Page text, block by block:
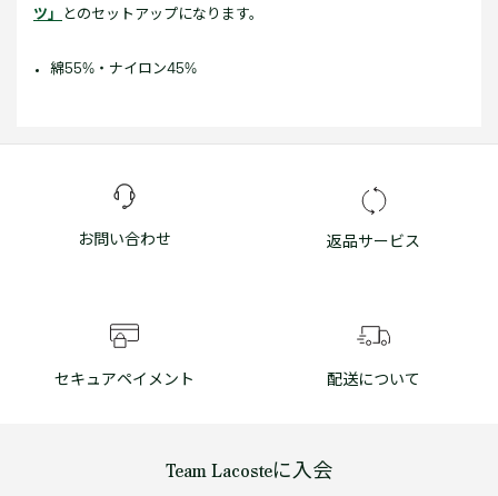
ツ」 とのセットアップになります。
綿55%・ナイロン45%
お問い合わせ 返品サービス
セキュアペイメント 配送について
Team Lacosteに入会